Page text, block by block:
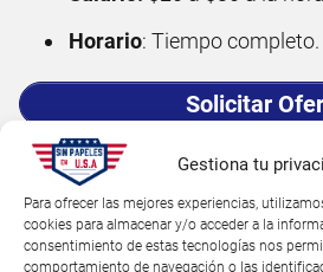
Gestiona tu
Para ofrecer las mejores experiencias,
cookies para almacenar y/o acceder a la
consentimiento de estas tecnologías nos
comportamiento de navegación o las
Horario: Tiempo completo.
Solicitar
Ver Clasificadas
7. Trabajos de
services en Boca